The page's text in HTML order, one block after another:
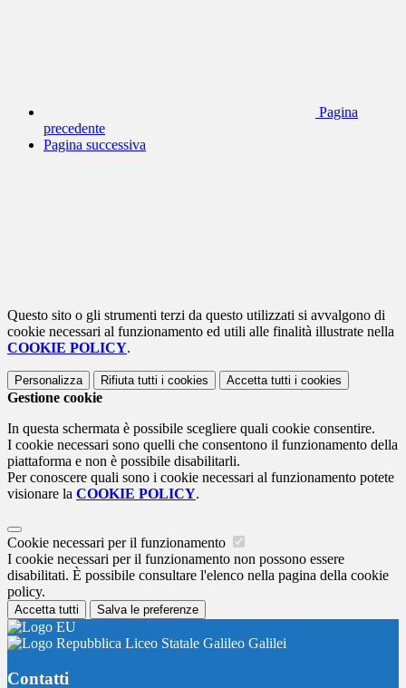
Pagina
precedente
Pagina successiva
Questo sito o gli strumenti terzi da questo utilizzati si avvalgono di
cookie necessari al funzionamento ed utili alle finalità illustrate nella
COOKIE POLICY.
Personalizza Rifiuta tutti i cookies Accetta tutti i cookies
Gestione cookie
In questa schermata è possibile scegliere quali cookie consentire.
I cookie necessari sono quelli che consentono il funzionamento della
piattaforma e non è possibile disabilitarli.
Per conoscere quali sono i cookie necessari al funzionamento potete
visionare la COOKIE POLICY.
Cookie necessari per il funzionamento
I cookie necessari per il funzionamento non possono essere
disabilitati. È possibile consultare l'elenco nella pagina della cookie
policy.
Accetta tutti Salva le preferenze
Liceo Statale Galileo Galilei
Contatti